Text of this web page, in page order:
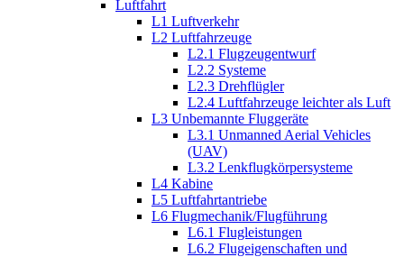
Luftfahrt
L1 Luftverkehr
L2 Luftfahrzeuge
L2.1 Flugzeugentwurf
L2.2 Systeme
L2.3 Drehflügler
L2.4 Luftfahrzeuge leichter als Luft
L3 Unbemannte Fluggeräte
L3.1 Unmanned Aerial Vehicles
(UAV)
L3.2 Lenkflugkörpersysteme
L4 Kabine
L5 Luftfahrtantriebe
L6 Flugmechanik/Flugführung
L6.1 Flugleistungen
L6.2 Flugeigenschaften und